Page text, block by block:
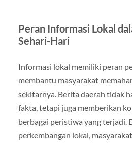
Peran Informasi Lokal
Sehari-Hari
Informasi lokal memiliki peran
membantu masyarakat
sekitarnya. Berita daerah tidak
fakta, tetapi juga memberikan
berbagai peristiwa yang terjadi.
perkembangan lokal,